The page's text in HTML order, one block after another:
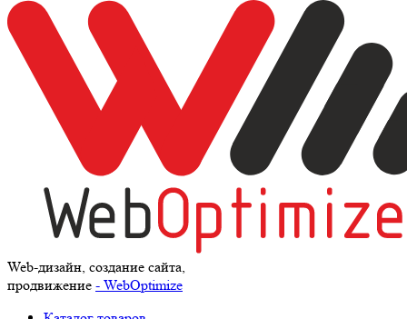
Web-дизайн, создание сайта,
продвижение - WebOptimize